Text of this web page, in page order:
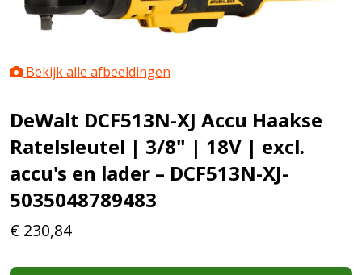
Bekijk alle afbeeldingen
DeWalt DCF513N-XJ Accu Haakse
Ratelsleutel | 3/8" | 18V | excl.
accu's en lader – DCF513N-XJ-
5035048789483
€ 230,84